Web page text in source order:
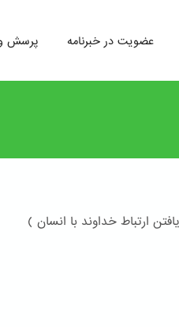
پرسش عضویت در خبرنامه
ارتباط خداوند با انسان )